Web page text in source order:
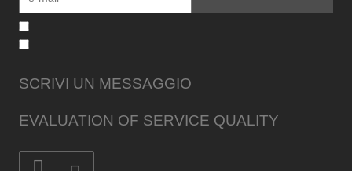
SCRIVI UN MESSAGGIO
EVALUATION OF SERVICE QUALITY